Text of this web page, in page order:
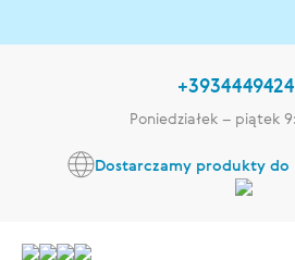
Poniedziałek – piątek
Dostarczamy produkty